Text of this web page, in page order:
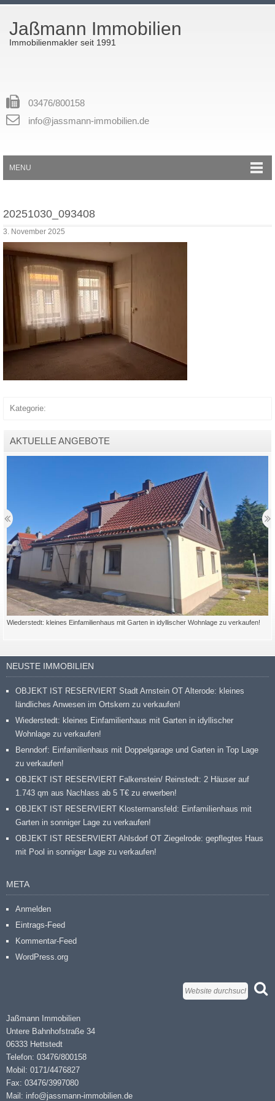
Jaßmann Immobilien
Immobilienmakler seit 1991
03476/800158
info@jassmann-immobilien.de
MENU
20251030_093408
3. November 2025
Kategorie:
AKTUELLE ANGEBOTE
Wiederstedt: kleines Einfamilienhaus mit Garten in idyllischer Wohnlage zu verkaufen!
NEUSTE IMMOBILIEN
OBJEKT IST RESERVIERT Stadt Arnstein OT Alterode: kleines
ländliches Anwesen im Ortskern zu verkaufen!
Wiederstedt: kleines Einfamilienhaus mit Garten in idyllischer
Wohnlage zu verkaufen!
Benndorf: Einfamilienhaus mit Doppelgarage und Garten in Top Lage
zu verkaufen!
OBJEKT IST RESERVIERT Falkenstein/ Reinstedt: 2 Häuser auf
1.743 qm aus Nachlass ab 5 T€ zu erwerben!
OBJEKT IST RESERVIERT Klostermansfeld: Einfamilienhaus mit
Garten in sonniger Lage zu verkaufen!
OBJEKT IST RESERVIERT Ahlsdorf OT Ziegelrode: gepflegtes Haus
mit Pool in sonniger Lage zu verkaufen!
META
Anmelden
Eintrags-Feed
Kommentar-Feed
WordPress.org
Jaßmann Immobilien
Untere Bahnhofstraße 34
06333 Hettstedt
Telefon: 03476/800158
Mobil: 0171/4476827
Fax: 03476/3997080
Mail: info@jassmann-immobilien.de